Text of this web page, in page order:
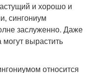
и хорошо и
сингониум
заслуженно. Даже
вырастить
относится